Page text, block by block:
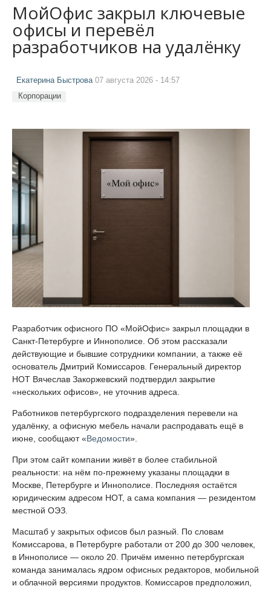
МойОфис закрыл ключевые
офисы и перевёл
разработчиков на удалёнку
Екатерина Быстрова 07 августа 2026 - 14:57
Корпорации
Разработчик офисного ПО «МойОфис» закрыл площадки в
Санкт-Петербурге и Иннополисе. Об этом рассказали
действующие и бывшие сотрудники компании, а также её
основатель Дмитрий Комиссаров. Генеральный директор
НОТ Вячеслав Закоржевский подтвердил закрытие
«нескольких офисов», не уточнив адреса.
Работников петербургского подразделения перевели на
удалёнку, а офисную мебель начали распродавать ещё в
июне, сообщают «Ведомости».
При этом сайт компании живёт в более стабильной
реальности: на нём по-прежнему указаны площадки в
Москве, Петербурге и Иннополисе. Последняя остаётся
юридическим адресом НОТ, а сама компания — резидентом
местной ОЭЗ.
Масштаб у закрытых офисов был разный. По словам
Комиссарова, в Петербурге работали от 200 до 300 человек,
в Иннополисе — около 20. Причём именно петербургская
команда занималась ядром офисных редакторов, мобильной
и облачной версиями продуктов. Комиссаров предположил,